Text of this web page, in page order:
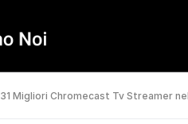
31 Migliori Chromecast Tv Streamer